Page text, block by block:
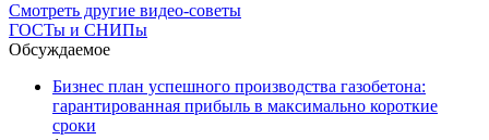
Смотреть другие видео-советы
ГОСТы и СНИПы
Обсуждаемое
Бизнес план успешного производства газобетона:
гарантированная прибыль в максимально короткие
сроки